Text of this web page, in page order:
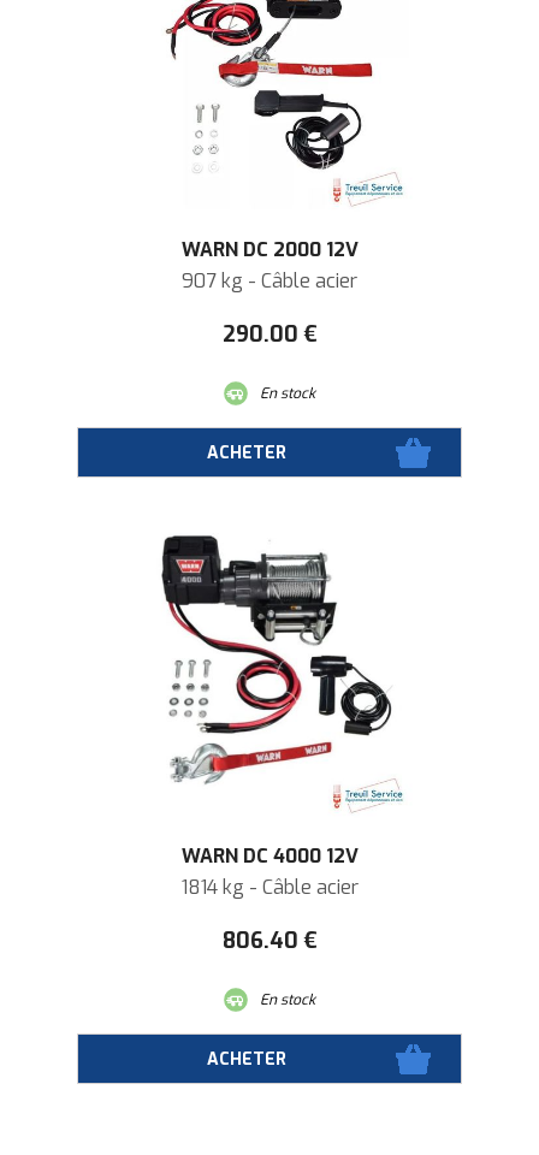
WARN DC 2000 12V
907 kg - Câble acier
290.00 €
En stock
WARN DC 4000 12V
1814 kg - Câble acier
806.40 €
En stock